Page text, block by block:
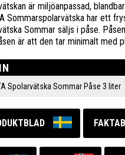
är miljöanpassad,
Sommarspolarvätska har ett
Sommar säljs i påse.
är att den tar minimalt med
Spolarvätska Sommar Påse 3 liter